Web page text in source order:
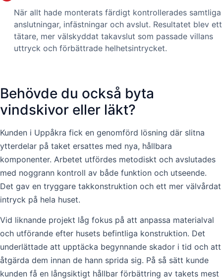
När allt hade monterats färdigt kontrollerades samtliga
anslutningar, infästningar och avslut. Resultatet blev ett
tätare, mer välskyddat takavslut som passade villans
uttryck och förbättrade helhetsintrycket.
Behövde du också byta
vindskivor eller läkt?
Kunden i Uppåkra fick en genomförd lösning där slitna
ytterdelar på taket ersattes med nya, hållbara
komponenter. Arbetet utfördes metodiskt och avslutades
med noggrann kontroll av både funktion och utseende.
Det gav en tryggare takkonstruktion och ett mer välvårdat
intryck på hela huset.
Vid liknande projekt låg fokus på att anpassa materialval
och utförande efter husets befintliga konstruktion. Det
underlättade att upptäcka begynnande skador i tid och att
åtgärda dem innan de hann sprida sig. På så sätt kunde
kunden få en långsiktigt hållbar förbättring av takets mest